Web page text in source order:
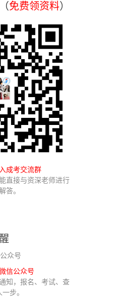
免费领资料）
成考交流群
直接与资深老师进行
答。
信公众号
知，报名、考试、查
步。